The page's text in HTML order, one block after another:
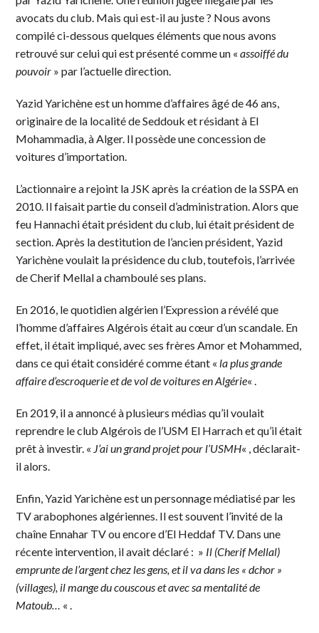
avocats du club. Mais qui est-il au juste ? Nous avons
compilé ci-dessous quelques éléments que nous avons
retrouvé sur celui qui est présenté comme un «assoiffé du
pouvoir » par l’actuelle direction.
Yazid Yarichène est un homme d’affaires âgé de 46 ans,
originaire de la localité de Seddouk et résidant à El
Mohammadia, à Alger. Il possède une concession de
voitures d’importation.
L’actionnaire a rejoint la JSK après la création de la SSPA en
2010. Il faisait partie du conseil d’administration. Alors que
feu Hannachi était président du club, lui était président de
section. Après la destitution de l’ancien président, Yazid
Yarichène voulait la présidence du club, toutefois, l’arrivée
de Cherif Mellal a chamboulé ses plans.
En 2016, le quotidien algérien l’Expression a révélé que
l’homme d’affaires Algérois était au cœur d’un scandale. En
effet, il était impliqué, avec ses frères Amor et Mohammed,
dans ce qui était considéré comme étant « la plus grande
affaire d’escroquerie et de vol de voitures en Algérie« .
En 2019, il a annoncé à plusieurs médias qu’il voulait
reprendre le club Algérois de l’USM El Harrach et qu’il était
prêt à investir. « J’ai un grand projet pour l’USMH« , déclarait-
il alors.
Enfin, Yazid Yarichène est un personnage médiatisé par les
TV arabophones algériennes. Il est souvent l’invité de la
chaîne Ennahar TV ou encore d’El Heddaf TV. Dans une
récente intervention, il avait déclaré : » Il (Cherif Mellal)
emprunte de l’argent chez les gens, et il va dans les « dchor »
(villages), il mange du couscous et avec sa mentalité de
Matoub… « .